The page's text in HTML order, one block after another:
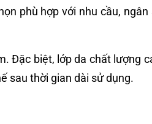
phù hợp với nhu cầu,
Đặc biệt, lớp da chất lượng
sau thời gian dài sử dụng.